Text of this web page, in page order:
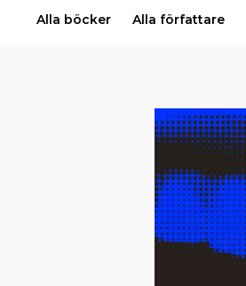
Alla böcker Alla författare